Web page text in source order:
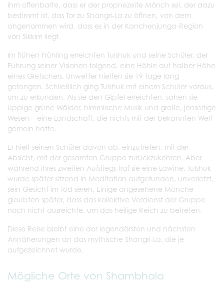
ihm offenbarte, dass er der prophezeite Mönch sei, der dazu
bestimmt ist, das Tor zu Shangri-La zu öffnen, von dem
angenommen wird, dass es in der Kanchenjunga-Region
von Sikkim liegt.
Im frühen Frühling erreichten Tulshuk und seine Schüler, der
Führung seiner Visionen folgend, eine Höhle auf halber Höhe
eines Gletschers. Unwetter hielten sie 19 Tage lang
gefangen. Schließlich ging Tulshuk mit einem Schüler voraus,
um zu erkunden. Als sie den Gipfel erreichten, sahen sie
üppige grüne Wälder, himmlische Musik und große, jenseitige
Wesen – eine Landschaft, die nichts mit der bekannten Welt
gemein hatte.
Er hielt seinen Schüler davon ab, einzutreten, mit der
Absicht, mit der gesamten Gruppe zurückzukehren. Aber
während ihres zweiten Aufstiegs traf sie eine Lawine. Tulshuk
wurde später sitzend in Meditation aufgefunden, unverletzt,
sein Gesicht im Tod seren. Einige angesehene Mönche
glaubten später, dass das kollektive Verdienst der Gruppe
noch nicht ausreichte, um das heilige Reich zu betreten.
Diese Reise bleibt eine der legendärsten und nächsten
Annäherungen an das mythische Shangri-La, die je
aufgezeichnet wurde.
Mögliche Orte von Shambhala